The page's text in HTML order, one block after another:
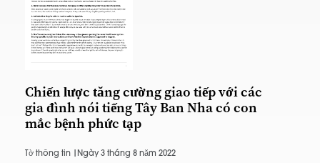
Chiến lược tăng cường giao tiếp với các
gia đình nói tiếng Tây Ban Nha có con
mắc bệnh phức tạp
Tờ thông tin | Ngày 3 tháng 8 năm 2022